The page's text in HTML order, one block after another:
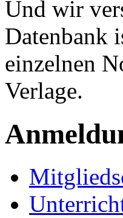
Und wir
Datenbank
einzelnen
Verlage.